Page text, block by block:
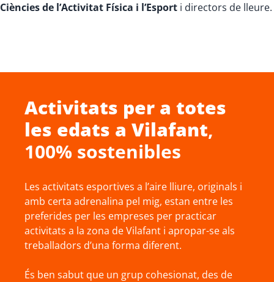
Ciències de l’Activitat Física i l’Esport i directors de lleure.
Activitats per a totes
les edats a Vilafant,
100% sostenibles
Les activitats esportives a l’aire lliure, originals i
amb certa adrenalina pel mig, estan entre les
preferides per les empreses per practicar
activitats a la zona de Vilafant i apropar-se als
treballadors d’una forma diferent.
És ben sabut que un grup cohesionat, des de